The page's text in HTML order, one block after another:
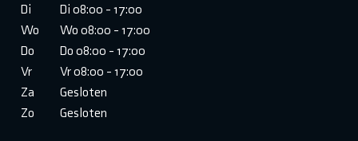
Di
Di 08:00 - 17:00
Wo
Wo 08:00 - 17:00
Do
Do 08:00 - 17:00
Vr
Vr 08:00 - 17:00
Za
Gesloten
Zo
Gesloten